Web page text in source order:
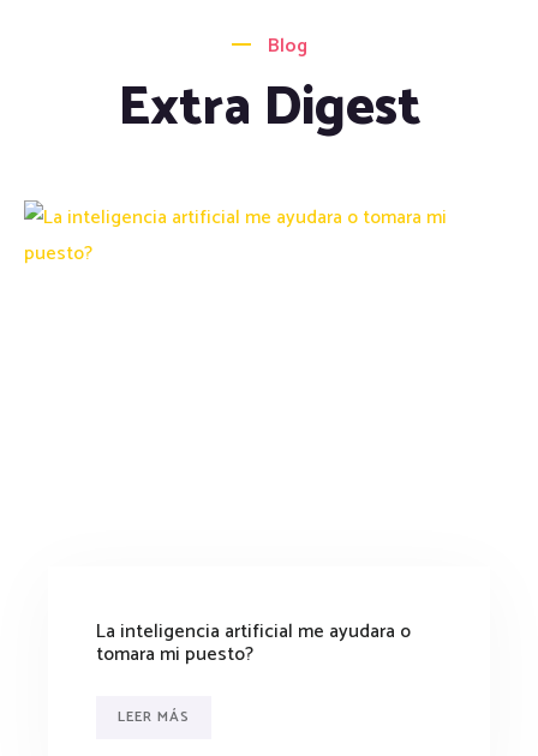
Blog
Extra Digest
La inteligencia artificial me ayudara o
tomara mi puesto?
LEER MÁS